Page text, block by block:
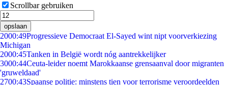
Scrollbar gebruiken
opslaan
2000:49Progressieve Democraat El-Sayed wint nipt voorverkiezing
Michigan
2000:45Tanken in België wordt nóg aantrekkelijker
3000:44Ceuta-leider noemt Marokkaanse grensaanval door migranten
'gruweldaad'
2700:43Spaanse politie: minstens tien voor terrorisme veroordeelden